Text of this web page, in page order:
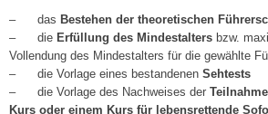
– das Bestehen der theoretischen
– die Erfüllung des Mindestalters bzw.
Vollendung des Mindestalters für die gewählte
– die Vorlage eines bestandenen Sehtests
– die Vorlage des Nachweises der
Kurs oder einem Kurs für lebensrettende